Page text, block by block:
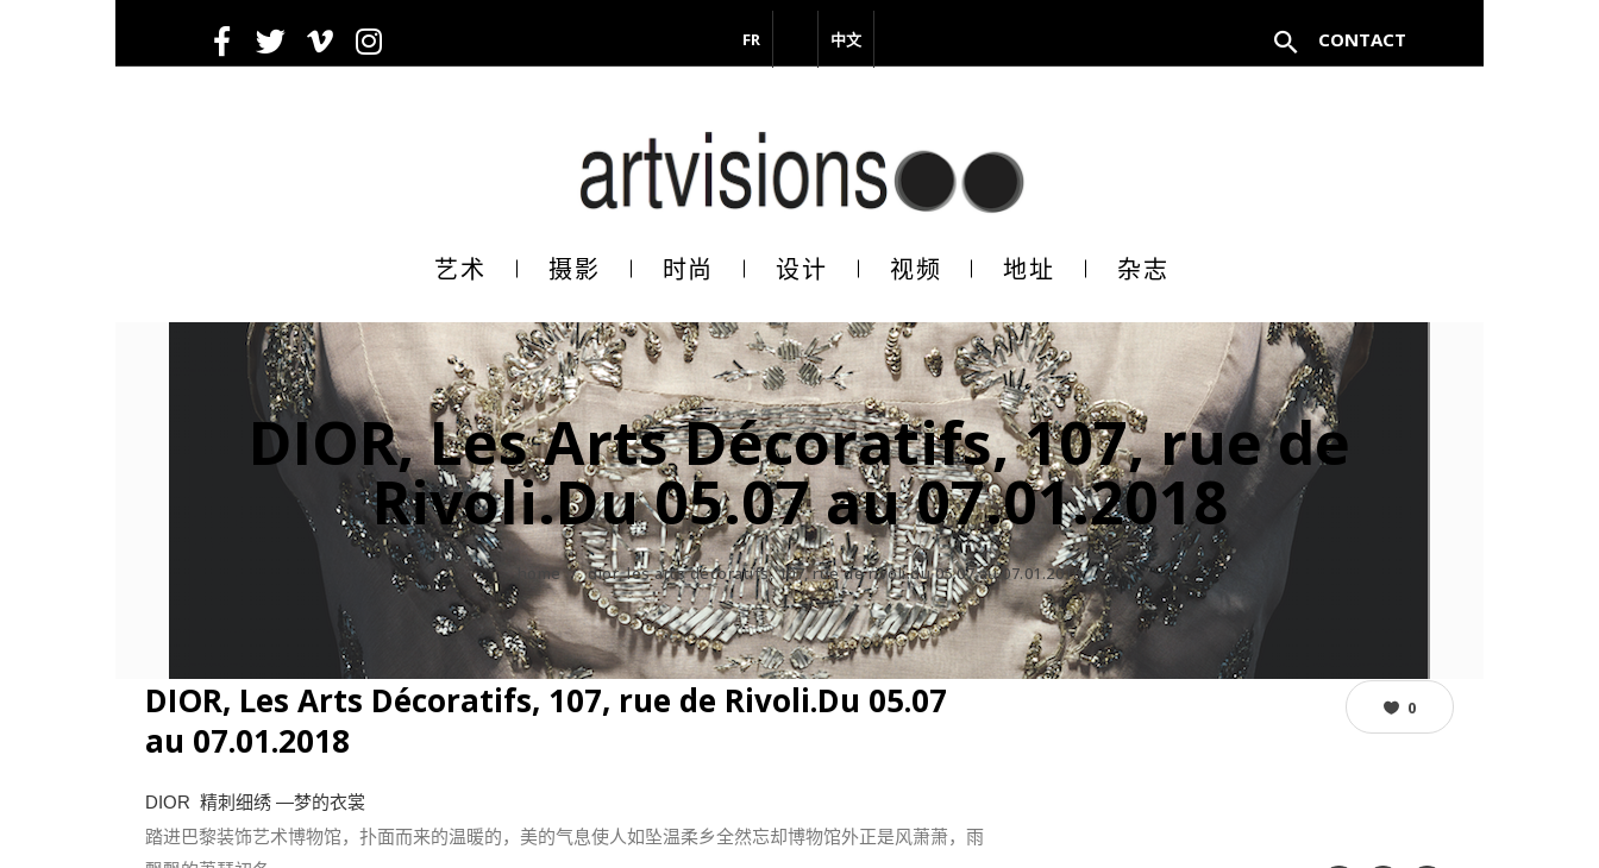
FR 中文 CONTACT
艺术 摄影 时尚 设计 视频 地址 杂志
DIOR, Les Arts Décoratifs, 107, rue de
Rivoli.Du 05.07 au 07.01.2018
home / dior, les arts décoratifs, 107, rue de rivoli.du 05.07 au 07.01.2018
DIOR, Les Arts Décoratifs, 107, rue de Rivoli.Du 05.07
au 07.01.2018
DIOR 精刺细绣 —梦的衣裳
踏进巴黎装饰艺术博物馆，扑面而来的温暖的， 美的气息使人如坠温柔乡全然忘却博物馆外正是风萧萧， 雨
0
Inscrivez-vous à notre Newsletter !
En continuant, vous acceptez de nous communiquer votre adresse
email pour l’envoi de la Newsletter. En aucun cas elle ne sera transmise à un
tiers.